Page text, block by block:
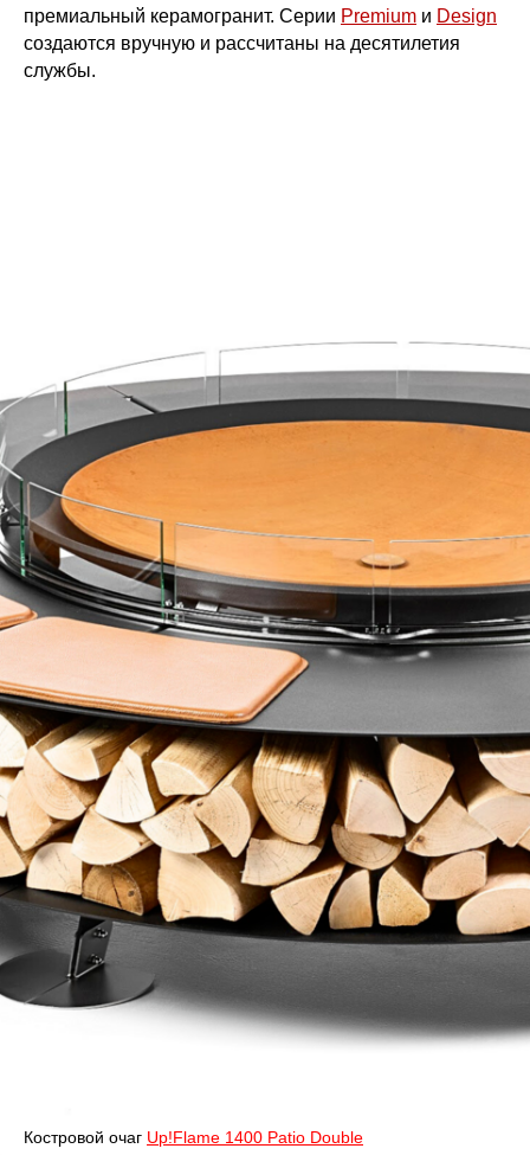
премиальный керамогранит. Серии Premium и Design
создаются вручную и рассчитаны на десятилетия
службы.
Костровой очаг Up!Flame 1400 Patio Double